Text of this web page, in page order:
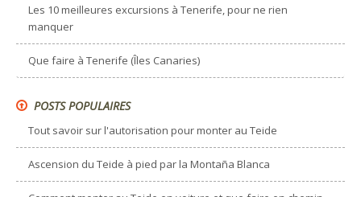
Les 10 meilleures excursions à Tenerife, pour ne rien
manquer
Que faire à Tenerife (Îles Canaries)
POSTS POPULAIRES
Tout savoir sur l'autorisation pour monter au Teide
Ascension du Teide à pied par la Montaña Blanca